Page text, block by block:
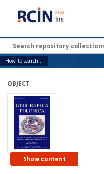
How to search...
OBJECT
Show content